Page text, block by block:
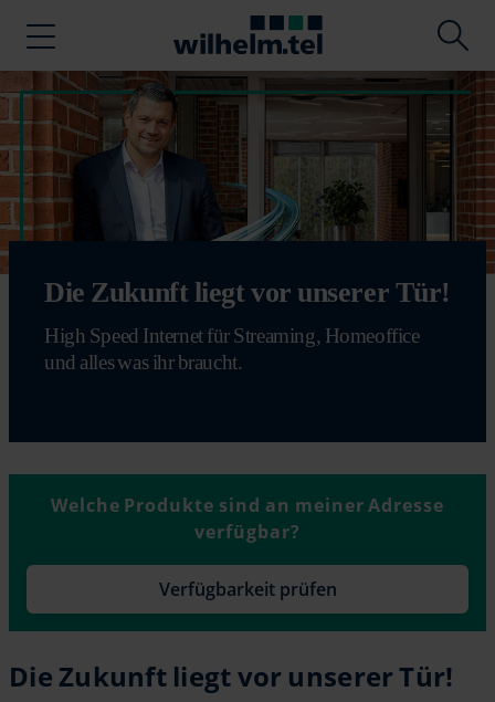
Die Zukunft liegt vor unserer Tür!
High Speed Internet für Streaming, Homeoffice
und alles was ihr braucht.
Welche Produkte sind an meiner Adresse
verfügbar?
Verfügbarkeit prüfen
Die Zukunft liegt vor unserer Tür!